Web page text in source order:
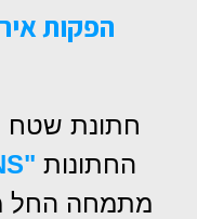
הפקות
חתונת שטח
החתונות "ERON-EVENTS PRODUCTIONS"
מתמחה החל